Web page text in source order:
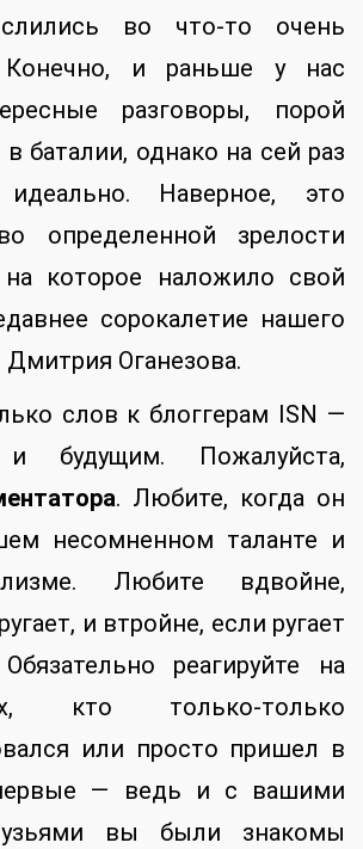
во что-то очень
Конечно, и раньше у нас
разговоры, порой
баталии, однако на сей раз
идеально. Наверное, это
определенной зрелости
на которое наложило свой
сорокалетие нашего
Оганезова.
слов к блоггерам ISN —
будущим. Пожалуйста,
. Любите, когда он
несомненном таланте и
Любите вдвойне,
и втройне, если ругает
реагируйте на
кто только-только
или просто пришел в
— ведь и с вашими
вы были знакомы